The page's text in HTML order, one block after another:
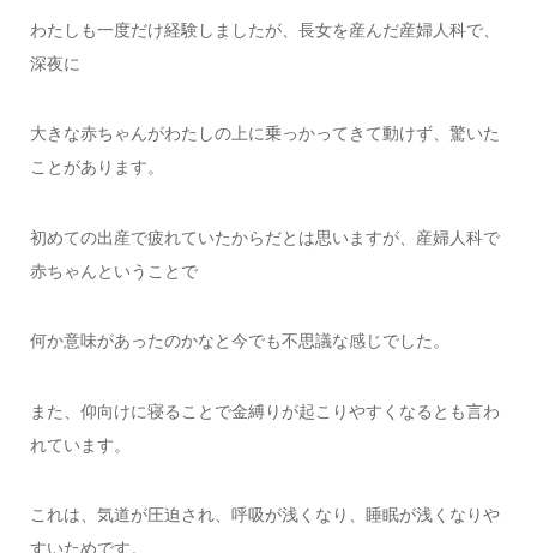
わたしも一度だけ経験しましたが、長女を産んだ産婦人科で、
深夜に
大きな赤ちゃんがわたしの上に乗っかってきて動けず、驚いた
ことがあります。
初めての出産で疲れていたからだとは思いますが、産婦人科で
赤ちゃんということで
何か意味があったのかなと今でも不思議な感じでした。
また、仰向けに寝ることで金縛りが起こりやすくなるとも言わ
れています。
これは、気道が圧迫され、呼吸が浅くなり、睡眠が浅くなりや
すいためです。